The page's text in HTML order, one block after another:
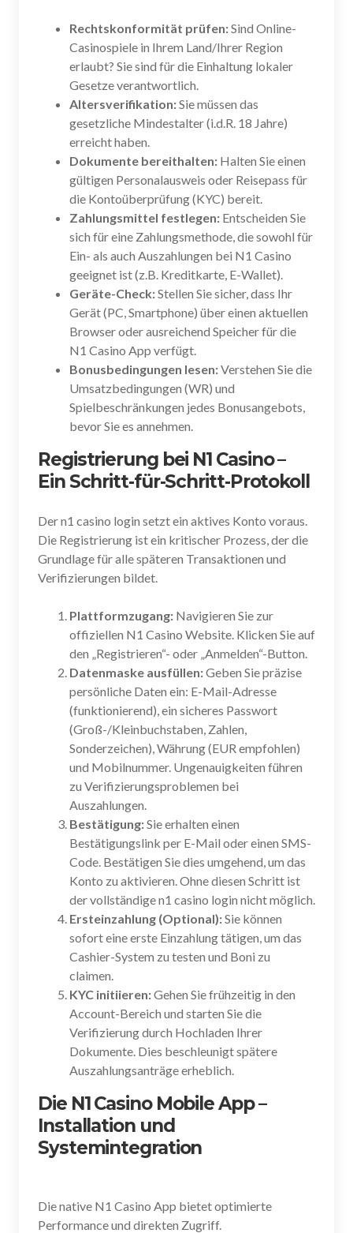
Rechtskonformität prüfen:Sind Online-
Casinospiele in Ihrem Land/Ihrer Region
erlaubt? Sie sind für die Einhaltung lokaler
Gesetze verantwortlich.
Altersverifikation:Sie müssen das
gesetzliche Mindestalter (i.d.R. 18 Jahre)
erreicht haben.
Dokumente bereithalten: Halten Sie einen
gültigen Personalausweis oder Reisepass für
die Kontoüberprüfung (KYC) bereit.
Zahlungsmittel festlegen: Entscheiden Sie
sich für eine Zahlungsmethode, die sowohl für
Ein- als auch Auszahlungen bei N1 Casino
geeignet ist (z.B. Kreditkarte, E-Wallet).
Geräte-Check:Stellen Sie sicher, dass Ihr
Gerät (PC, Smartphone) über einen aktuellen
Browser oder ausreichend Speicher für die
N1 Casino App verfügt.
Bonusbedingungen lesen:Verstehen Sie die
Umsatzbedingungen (WR) und
Spielbeschränkungen jedes Bonusangebots,
bevor Sie es annehmen.
Registrierung bei N1 Casino –
Ein Schritt-für-Schritt-Protokoll
Der n1 casino login setzt ein aktives Konto voraus.
Die Registrierung ist ein kritischer Prozess, der die
Grundlage für alle späteren Transaktionen und
Verifizierungen bildet.
Plattformzugang: Navigieren Sie zur
offiziellen N1 Casino Website. Klicken Sie auf
den „Registrieren“- oder „Anmelden“-Button.
Datenmaske ausfüllen:Geben Sie präzise
persönliche Daten ein: E-Mail-Adresse
(funktionierend), ein sicheres Passwort
(Groß-/Kleinbuchstaben, Zahlen,
Sonderzeichen), Währung (EUR empfohlen)
und Mobilnummer. Ungenauigkeiten führen
zu Verifizierungsproblemen bei
Auszahlungen.
Bestätigung:Sie erhalten einen
Bestätigungslink per E-Mail oder einen SMS-
Code. Bestätigen Sie dies umgehend, um das
Konto zu aktivieren. Ohne diesen Schritt ist
der vollständige n1 casino login nicht möglich.
Ersteinzahlung (Optional):Sie können
sofort eine erste Einzahlung tätigen, um das
Cashier-System zu testen und Boni zu
claimen.
KYC initiieren:Gehen Sie frühzeitig in den
Account-Bereich und starten Sie die
Verifizierung durch Hochladen Ihrer
Dokumente. Dies beschleunigt spätere
Auszahlungsanträge erheblich.
Die N1 Casino Mobile App –
Installation und
Systemintegration
Die native N1 Casino App bietet optimierte
Performance und direkten Zugriff.